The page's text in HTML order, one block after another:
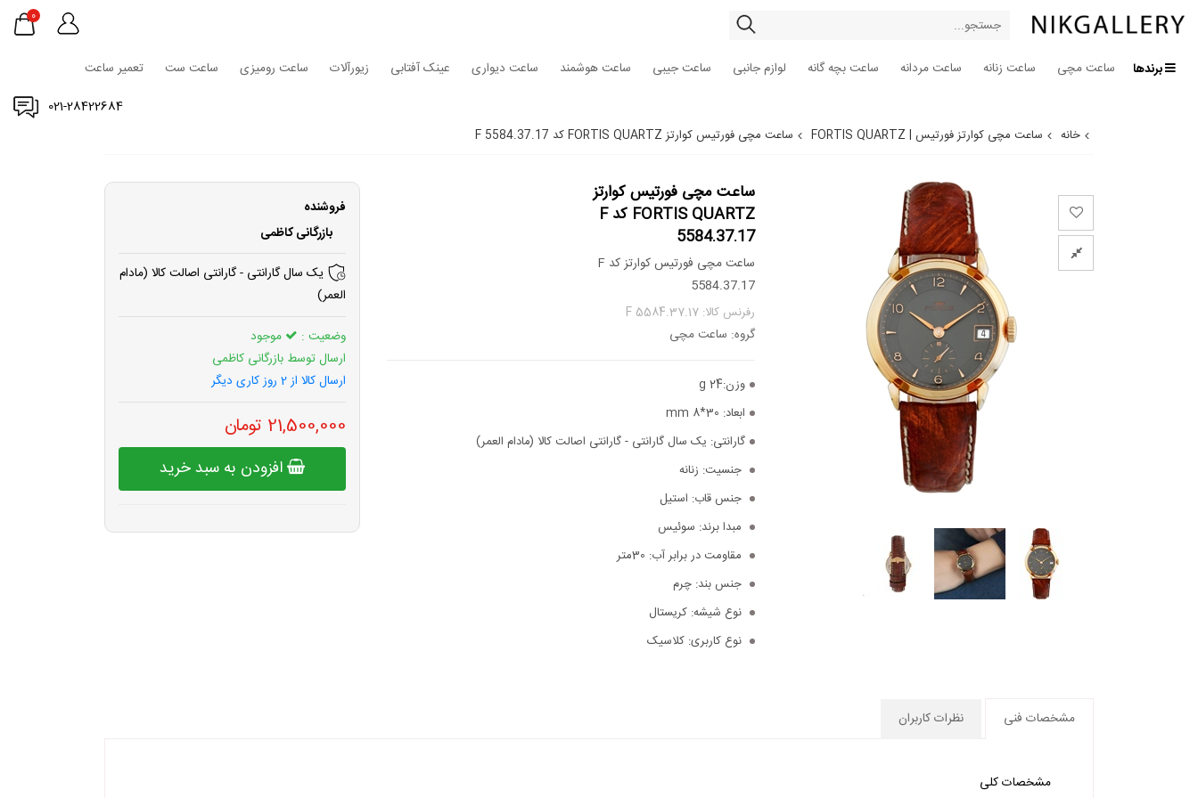
0
برندها ساعت مچی ساعت زنانه ساعت مردانه ساعت بچه گانه لوازم جانبی ساعت جیبی ساعت هوشمند ساعت دیواری عینک آفتابی زیورآلات ساعت رومیزی ساعت ست
تعمیر ساعت
021-28422684
خانه ساعت مچی کوارتز فورتیس | FORTIS QUARTZ ساعت مچی فورتیس کوارتز FORTIS QUARTZ کد F 5584.37.17
ساعت مچی فورتیس کوارتز
FORTIS QUARTZ کد F
5584.37.17
ساعت مچی فورتیس کوارتز کد F
5584.37.17
رفرنس کالا: F 5584.37.17
گروه: ساعت مچی
وزن:24 g
ابعاد:
گارانتی: یک سال گارانتی - گارانتی اصالت کالا (مادام العمر)
جنسیت: زنانه
جنس قاب: استیل
مبدا برند: سوئیس
مقاومت در برابر آب: 30متر
جنس بند: چرم
نوع شیشه: کریستال
نوع کاربری: کلاسیک
فروشنده
بازرگانی کاظمی
یک سال گارانتی - گارانتی اصالت کالا (مادام
العمر)
وضعیت :
موجود
ارسال توسط بازرگانی کاظمی
ارسال کالا از 2 روز کاری دیگر
21,500,000 تومان
افزودن به سبد خرید
مشخصات فنی نظرات کاربران
مشخصات کلی